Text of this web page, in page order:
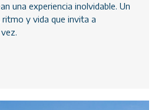
una experiencia inolvidable. Un
y vida que invita a